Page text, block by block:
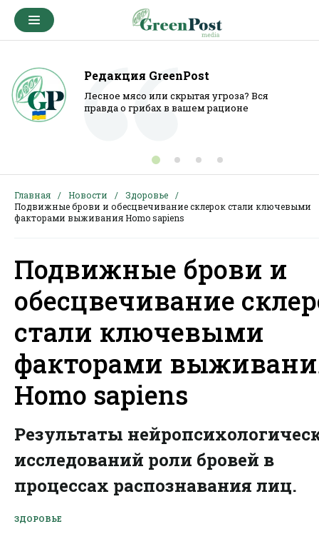
Редакция GreenPost
Лесное мясо или скрытая угроза? Вся
правда о грибах в вашем рационе
Главная Новости
Здоровье
Подвижные брови и обесцвечивание склерок стали ключевыми
факторами выживания Homo sapiens
Подвижные брови и
обесцвечивание
стали ключевыми
факторами
Homo sapiens
Результаты
исследований роли бровей в
процессах распознавания лиц.
ЗДОРОВЬЕ